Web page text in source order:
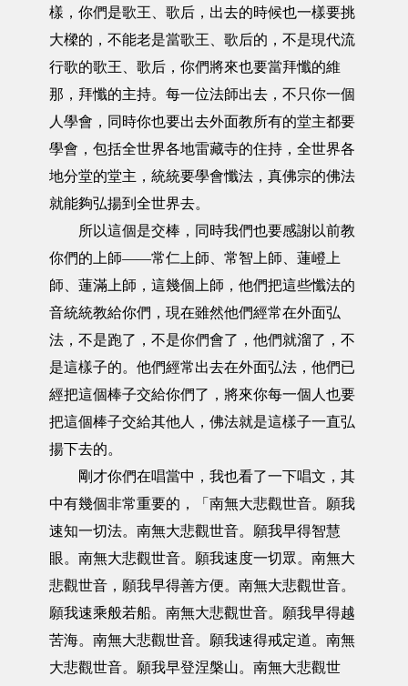
樣，你們是歌王、歌后，出去的時候也一樣要挑
大樑的，不能老是當歌王、歌后的，不是現代流
行歌的歌王、歌后，你們將來也要當拜懺的維
那，拜懺的主持。每一位法師出去，不只你一個
人學會，同時你也要出去外面教所有的堂主都要
學會，包括全世界各地雷藏寺的住持，全世界各
地分堂的堂主，統統要學會懺法，真佛宗的佛法
就能夠弘揚到全世界去。
所以這個是交棒，同時我們也要感謝以前教
你們的上師——常仁上師、常智上師、蓮嶝上
師、蓮滿上師，這幾個上師，他們把這些懺法的
音統統教給你們，現在雖然他們經常在外面弘
法，不是跑了，不是你們會了，他們就溜了，不
是這樣子的。他們經常出去在外面弘法，他們已
經把這個棒子交給你們了，將來你每一個人也要
把這個棒子交給其他人，佛法就是這樣子一直弘
揚下去的。
剛才你們在唱當中，我也看了一下唱文，其
中有幾個非常重要的，「南無大悲觀世音。願我
速知一切法。南無大悲觀世音。願我早得智慧
眼。南無大悲觀世音。願我速度一切眾。南無大
悲觀世音，願我早得善方便。南無大悲觀世音。
願我速乘般若船。南無大悲觀世音。願我早得越
苦海。南無大悲觀世音。願我速得戒定道。南無
大悲觀世音。願我早登涅槃山。南無大悲觀世